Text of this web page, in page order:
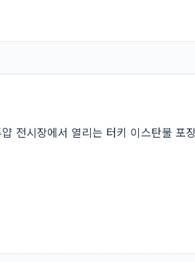
전시장에서 열리는 터키 이스탄불